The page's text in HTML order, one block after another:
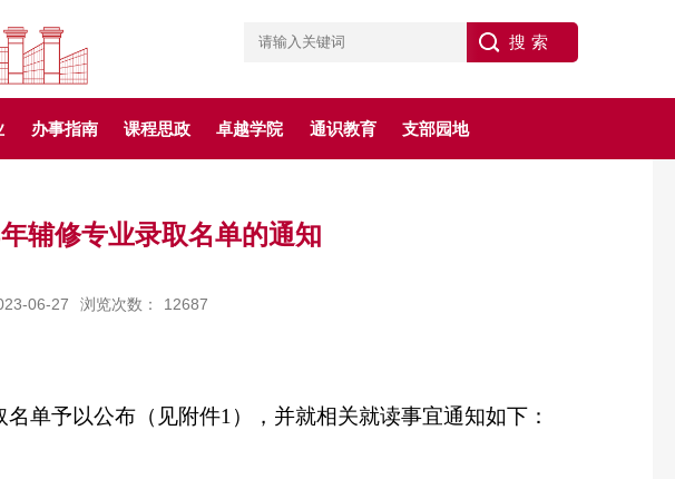
办事指南 课程思政 卓越学院 通识教育 支部园地
辅修专业录取名单的通知
06-27 浏览次数： 12687
名单予以公布（见附件1 ），并就相关就读事宜通知如下：